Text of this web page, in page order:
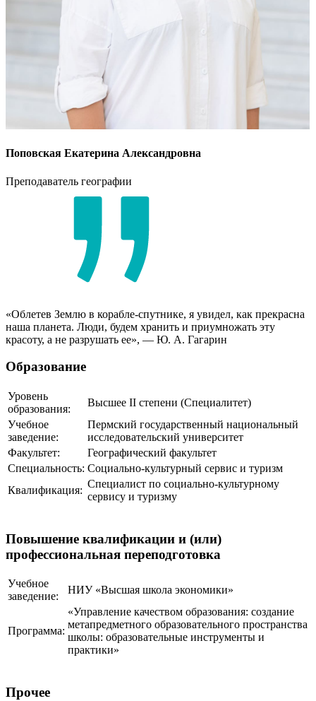
Поповская Екатерина Александровна
Преподаватель географии
«Облетев Землю в корабле-спутнике, я увидел, как прекрасна
наша планета. Люди, будем хранить и приумножать эту
красоту, а не разрушать ее», — Ю. А. Гагарин
Образование
Уровень
образования:
Высшее II степени (Специалитет)
Учебное
заведение:
Пермский государственный национальный
исследовательский университет
Факультет:
Географический факультет
Специальность: Социально-культурный сервис и туризм
Квалификация:
Специалист по социально-культурному
сервису и туризму
Повышение квалификации и (или)
профессиональная переподготовка
Учебное
заведение:
НИУ «Высшая школа экономики»
Программа:
«Управление качеством образования: создание
метапредметного образовательного пространства
школы: образовательные инструменты и
практики»
Прочее